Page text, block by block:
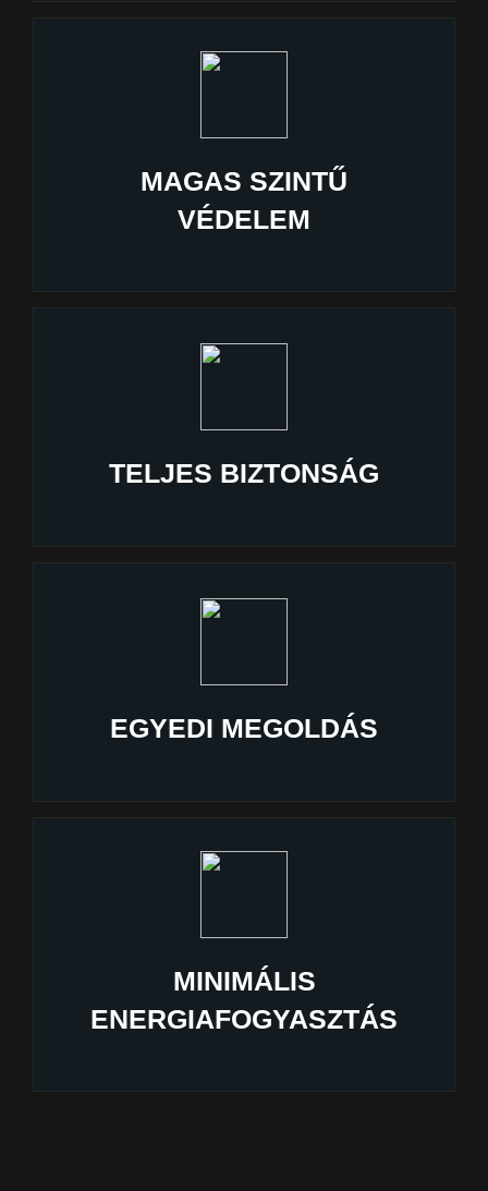
MAGAS SZINTŰ
VÉDELEM
TELJES BIZTONSÁG
EGYEDI MEGOLDÁS
MINIMÁLIS
ENERGIAFOGYASZTÁS